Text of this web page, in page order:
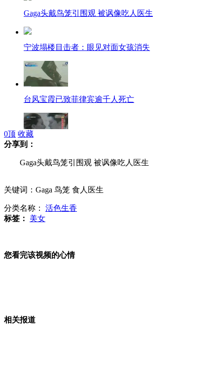
Gaga头戴鸟笼引围观 被讽像吃人医生
宁波塌楼目击者：眼见对面女孩消失
台风宝霞已致菲律宾逾千人死亡
霍启刚称要保护家人否认婚变
青岛村官回应拥34套房:胡说八道
俄沉没36年火山喷发 景象壮观
0顶 收藏
分享到：
Gaga头戴鸟笼引围观 被讽像吃人医生
关键词：Gaga 鸟笼 食人医生
分类名称： 活色生香
标签：
美女
您看完该视频的心情
相关报道